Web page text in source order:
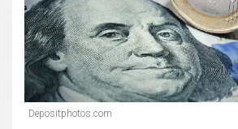
Depositphotos.com